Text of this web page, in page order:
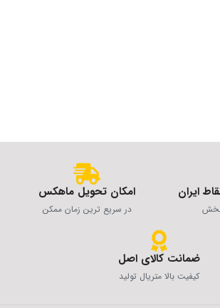
ایران امکان تحویل ماهکس
در سریع ترین زمان ممکن
ضمانت کالای اصل
کیفیت بالا متریال تولید